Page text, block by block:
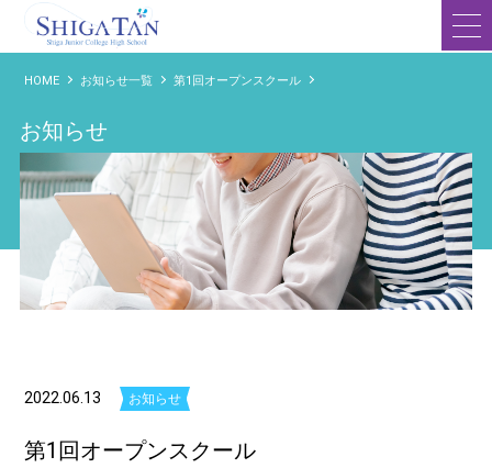
滋賀短期大学附属高等学校
HOME
お知らせ一覧 第1回オープンスクール
お知らせ
2022.06.13 お知らせ
第1回オープンスクール